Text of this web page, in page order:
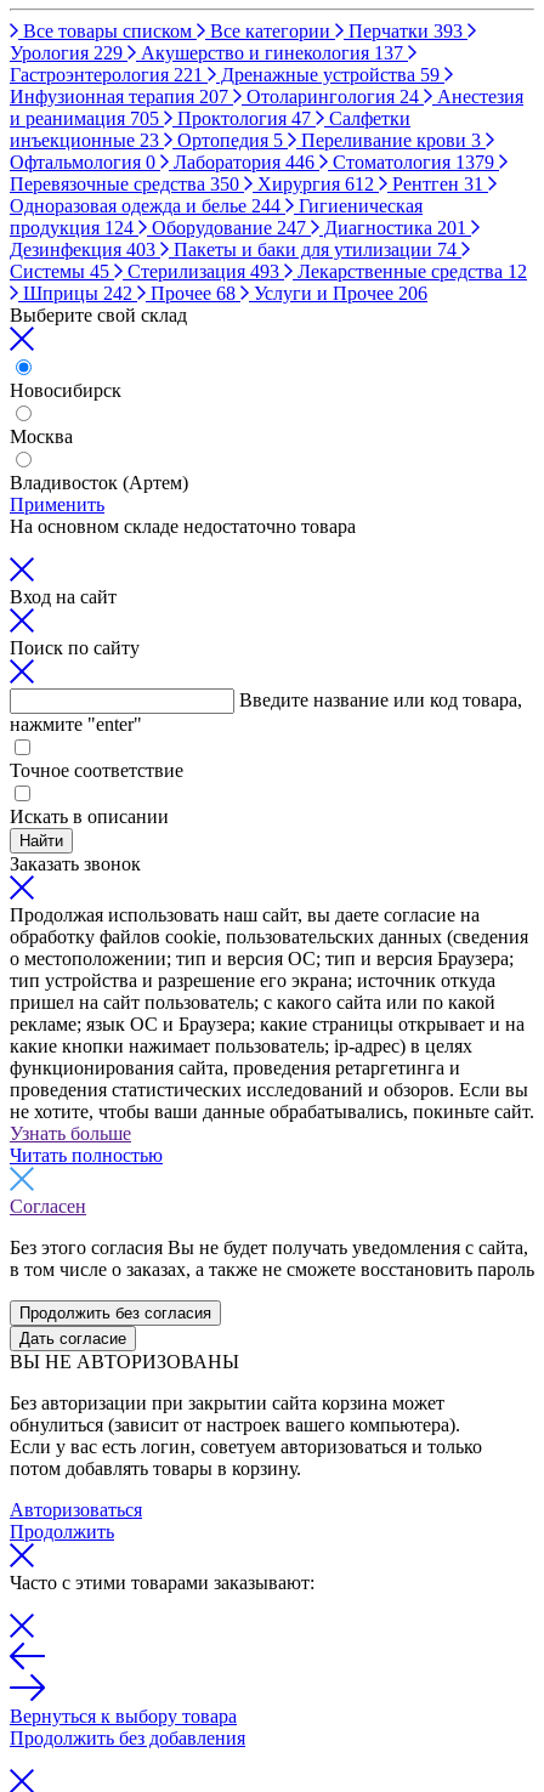
Все товары списком Все категории Перчатки 393
Урология 229 Акушерство и гинекология 137
Гастроэнтерология 221 Дренажные устройства 59
Инфузионная терапия 207 Отоларингология 24
Анестезия
и реанимация 705 Проктология 47
Салфетки
инъекционные 23 Ортопедия 5 Переливание крови 3
Офтальмология 0 Лаборатория 446 Стоматология 1379
Перевязочные средства 350 Хирургия 612 Рентген 31
Одноразовая одежда и белье 244
Гигиеническая
продукция 124 Оборудование 247 Диагностика 201
Дезинфекция 403 Пакеты и баки для утилизации 74
Системы 45 Стерилизация 493 Лекарственные средства 12
Шприцы 242 Прочее 68 Услуги и Прочее 206
Выберите свой склад
Новосибирск
Москва
Владивосток (Артем)
Применить
На основном складе недостаточно товара
Вход на сайт
Поиск по сайту
Введите название или код товара,
нажмите "enter"
Точное соответствие
Искать в описании
Найти
Заказать звонок
Продолжая использовать наш сайт, вы даете согласие на
обработку файлов cookie, пользовательских данных (сведения
о местоположении; тип и версия ОС; тип и версия Браузера;
тип устройства и разрешение его экрана; источник откуда
пришел на сайт пользователь; с какого сайта или по какой
рекламе; язык ОС и Браузера; какие страницы открывает и на
какие кнопки нажимает пользователь; ip-адрес) в целях
функционирования сайта, проведения ретаргетинга и
проведения статистических исследований и обзоров. Если вы
не хотите, чтобы ваши данные обрабатывались, покиньте сайт.
Узнать больше
Читать полностью
Согласен
Без этого согласия Вы не будет получать уведомления с сайта,
в том числе о заказах, а также не сможете восстановить пароль
Продолжить без согласия
Дать согласие
ВЫ НЕ АВТОРИЗОВАНЫ
Без авторизации при закрытии сайта корзина может
обнулиться (зависит от настроек вашего компьютера).
Если у вас есть логин, советуем авторизоваться и только
потом добавлять товары в корзину.
Авторизоваться
Продолжить
Часто с этими товарами заказывают:
Вернуться к выбору товара
Продолжить без добавления